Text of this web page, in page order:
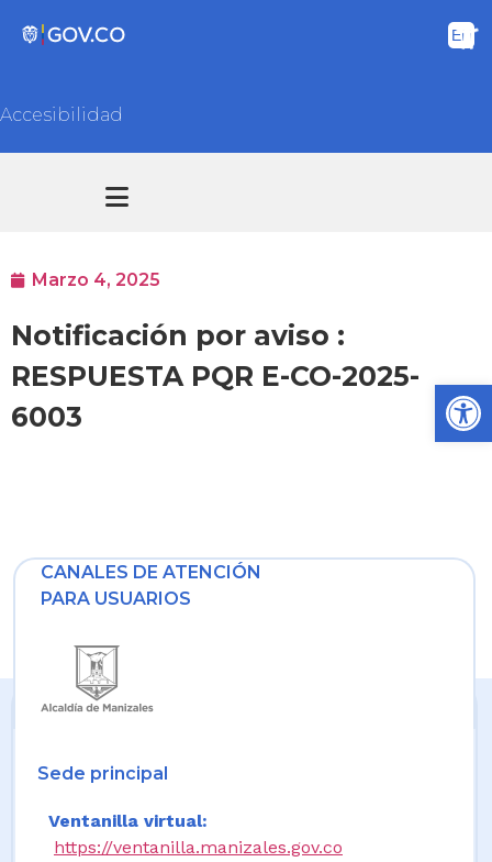
Accesibilidad
Marzo 4, 2025
Notificación por aviso :
RESPUESTA PQR E-CO-2025-
6003
CANALES DE ATENCIÓN
PARA USUARIOS
Sede principal
Ventanilla virtual:
https://ventanilla.manizales.gov.co